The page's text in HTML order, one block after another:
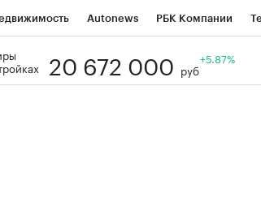
Autonews РБК Компании
Тренды Национальные проекты
20 672 000 руб
+5.87%